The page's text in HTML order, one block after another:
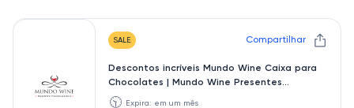
SALE Compartilhar
Descontos incríveis Mundo Wine Caixa para
Chocolates | Mundo Wine Presentes
Personalizados
🕥 Expira: em um mês